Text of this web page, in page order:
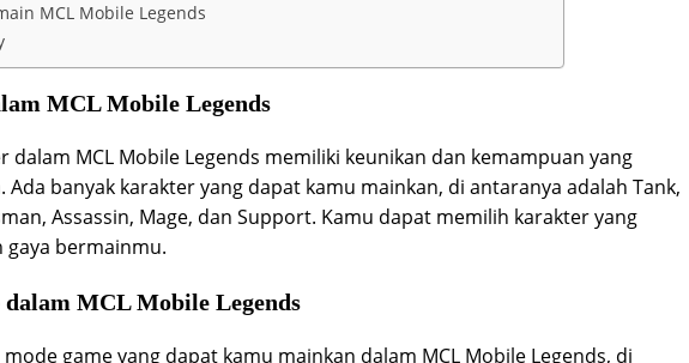
MCL Mobile Legends
MCL Mobile Legends
dalam MCL Mobile Legends memiliki keunikan dan kemampuan yang
Ada banyak karakter yang dapat kamu mainkan, di antaranya adalah Tank,
Assassin, Mage, dan Support. Kamu dapat memilih karakter yang
gaya bermainmu.
dalam MCL Mobile Legends
game yang dapat kamu mainkan dalam MCL Mobile Legends, di